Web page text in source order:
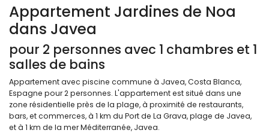
Appartement Jardines de Noa
dans Javea
pour 2 personnes avec 1 chambres et 1
salles de bains
Appartement avec piscine commune à Javea, Costa Blanca,
Espagne pour 2 personnes. L'appartement est situé dans une
zone résidentielle près de la plage, à proximité de restaurants,
bars, et commerces, à 1 km du Port de La Grava, plage de Javea,
et à 1 km de la mer Méditerranée, Javea.